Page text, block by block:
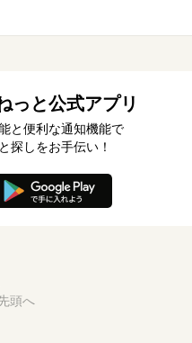
っと公式アプリ
と便利な通知機能で
探しをお手伝い！
頭へ